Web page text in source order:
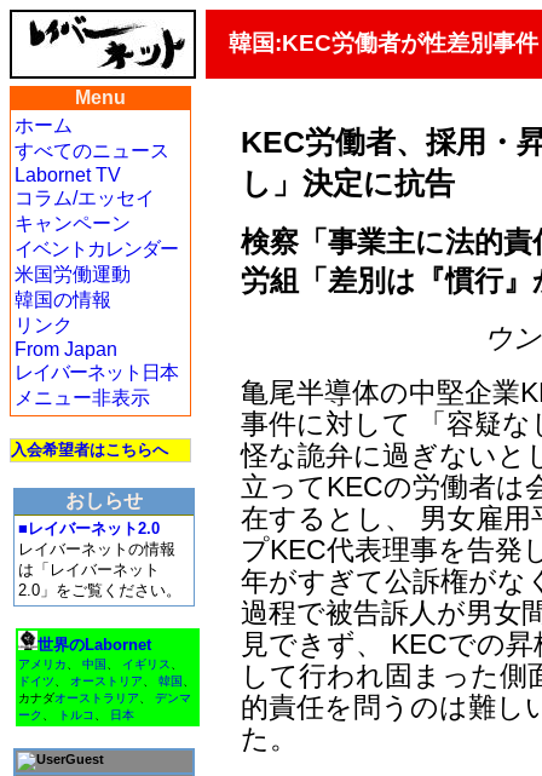
韓国:KEC労働者が性差別事
Menu
ホーム
すべてのニュース
Labornet TV
コラム/エッセイ
キャンペーン
イベントカレンダー
米国労働運動
韓国の情報
リンク
From Japan
レイバーネット日本
メニュー非表示
入会希望者はこちらへ
おしらせ
■レイバーネット2.0
レイバーネットの情報
は「レイバーネット
2.0」をご覧ください。
世界のLabornet
アメリカ 中国 イギリス
ドイツ
オーストリア 韓国
カナダオーストラリア
デンマ
ーク
トルコ 日本
Guest
KEC労働者、採用・
し」決定に抗告
検察「事業主に法的
労組「差別は『慣行
ウ
亀尾半導体の中堅企業
事件に対して 「容疑
怪な詭弁に過ぎないと
立ってKECの労働者は
在するとし、 男女雇
プKEC代表理事を告発
年がすぎて公訴権がな
過程で被告訴人が男女
見できず、 KECでの
して行われ固まった側
的責任を問うのは難し
た。